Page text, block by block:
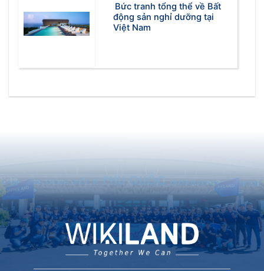
Bức tranh tổng thể về Bất
động sản nghỉ dưỡng tại
Việt Nam